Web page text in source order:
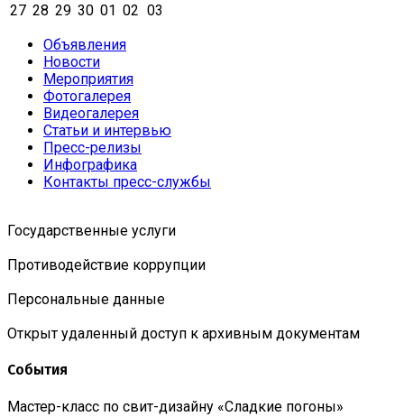
27 28 29 30 01 02 03
Объявления
Новости
Мероприятия
Фотогалерея
Видеогалерея
Статьи и интервью
Пресс-релизы
Инфографика
Контакты пресс-службы
Государственные услуги
Противодействие коррупции
Персональные данные
Открыт удаленный доступ к архивным документам
События
Мастер-класс по свит-дизайну «Сладкие погоны»